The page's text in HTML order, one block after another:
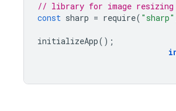
// library for image resizing
const sharp = require( "sharp"
initializeApp();